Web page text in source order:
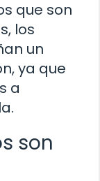
que son
los
un
ya que
a
son